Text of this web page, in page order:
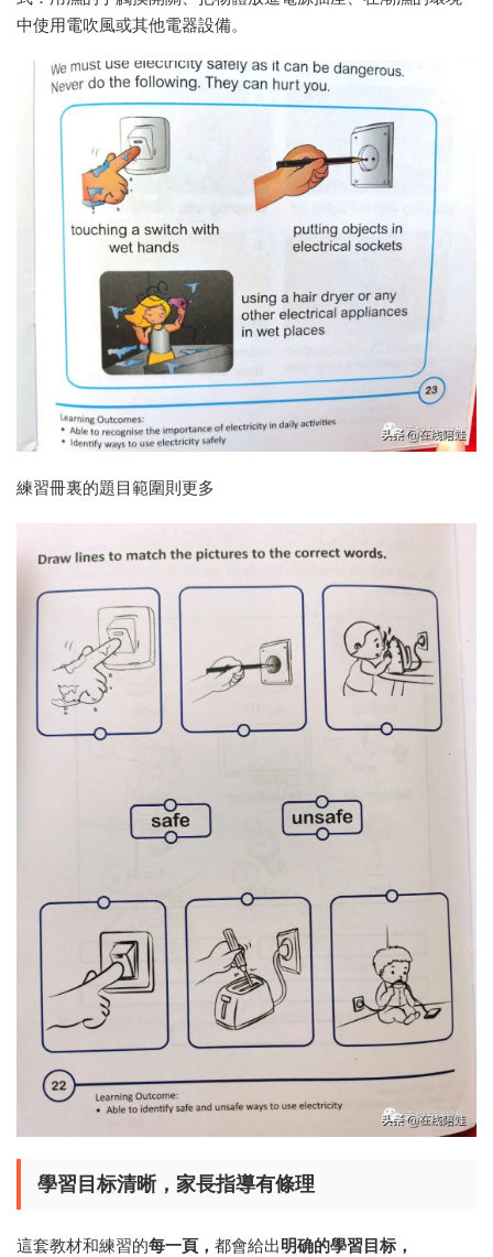
中使用電吹風或其他電器設備。
練習冊裏的題目範圍則更多
學習目标清晰，家長指導有條理
這套教材和練習的每一頁， 都會給出明确的學習目标，